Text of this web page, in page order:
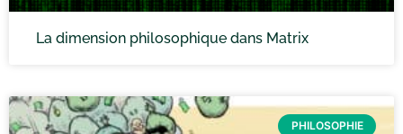
La dimension philosophique dans Matrix
PHILOSOPHIE